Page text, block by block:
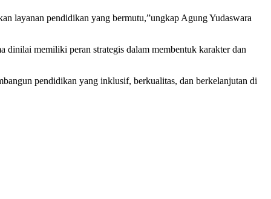
layanan pendidikan yang bermutu,”ungkap Agung Yudaswara
dinilai memiliki peran strategis dalam membentuk karakter dan
pendidikan yang inklusif, berkualitas, dan berkelanjutan di